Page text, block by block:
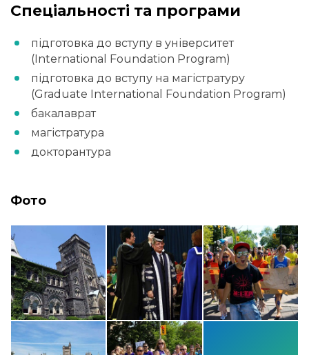
Спеціальності та програми
підготовка до вступу в університет
(International Foundation Program)
підготовка до вступу на магістратуру
(Graduate International Foundation Program)
бакалаврат
магістратура
докторантура
Фото